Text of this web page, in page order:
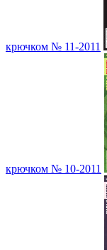
крючком № 11-2011
крючком № 10-2011